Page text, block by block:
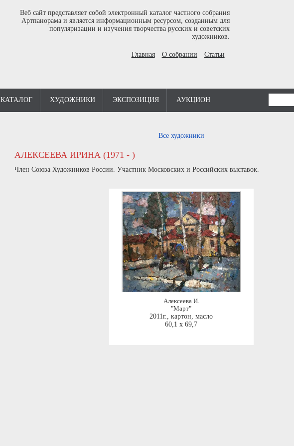
Веб сайт представляет собой электронный каталог частного собрания
Артпанорама и является информационным ресурсом, созданным для
популяризации и изучения творчества русских и советских
художников.
Главная О собрании Статьи
КАТАЛОГ ХУДОЖНИКИ ЭКСПОЗИЦИЯ АУКЦИОН
Все художники
АЛЕКСЕЕВА ИРИНА (1971 - )
Член Союза Художников России. Участник Московских и Российских выставок.
Алексеева И.
"Март"
2011г., картон, масло
60,1 x 69,7